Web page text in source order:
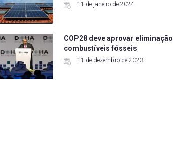
11 de janeiro de 2024
COP28 deve aprovar
combustíveis fósseis
11 de dezembro de 2023